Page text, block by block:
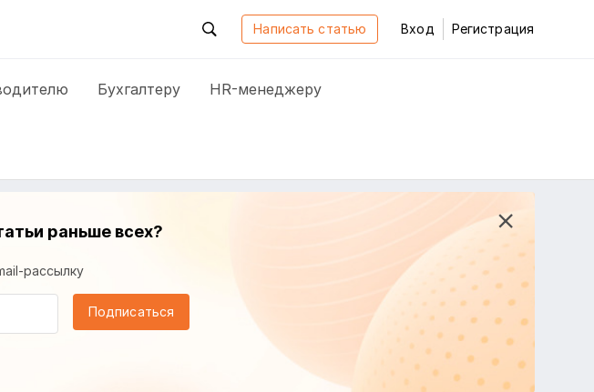
Написать статью Вход Регистрация
Бухгалтеру HR-менеджеру
раньше всех?
рассылку
Подписаться